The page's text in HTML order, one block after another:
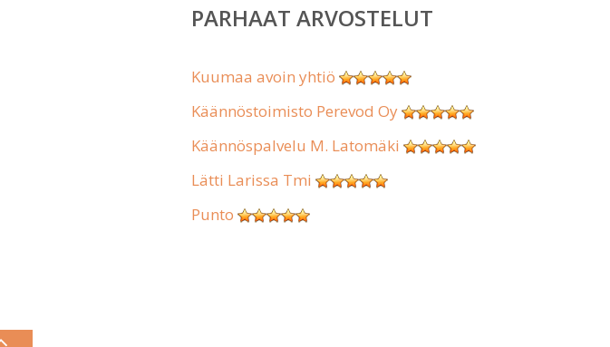
PARHAAT ARVOSTELUT
Kuumaa avoin yhtiö
Käännöstoimisto Perevod Oy
Käännöspalvelu M. Latomäki
Lätti Larissa Tmi
Punto